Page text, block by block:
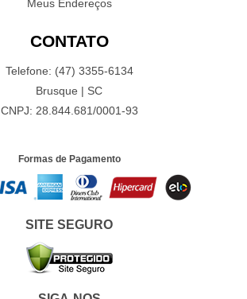
Meus Endereços
CONTATO
Telefone: (47) 3355-6134
Brusque | SC
CNPJ: 28.844.681/0001-93
Formas de Pagamento
SITE SEGURO